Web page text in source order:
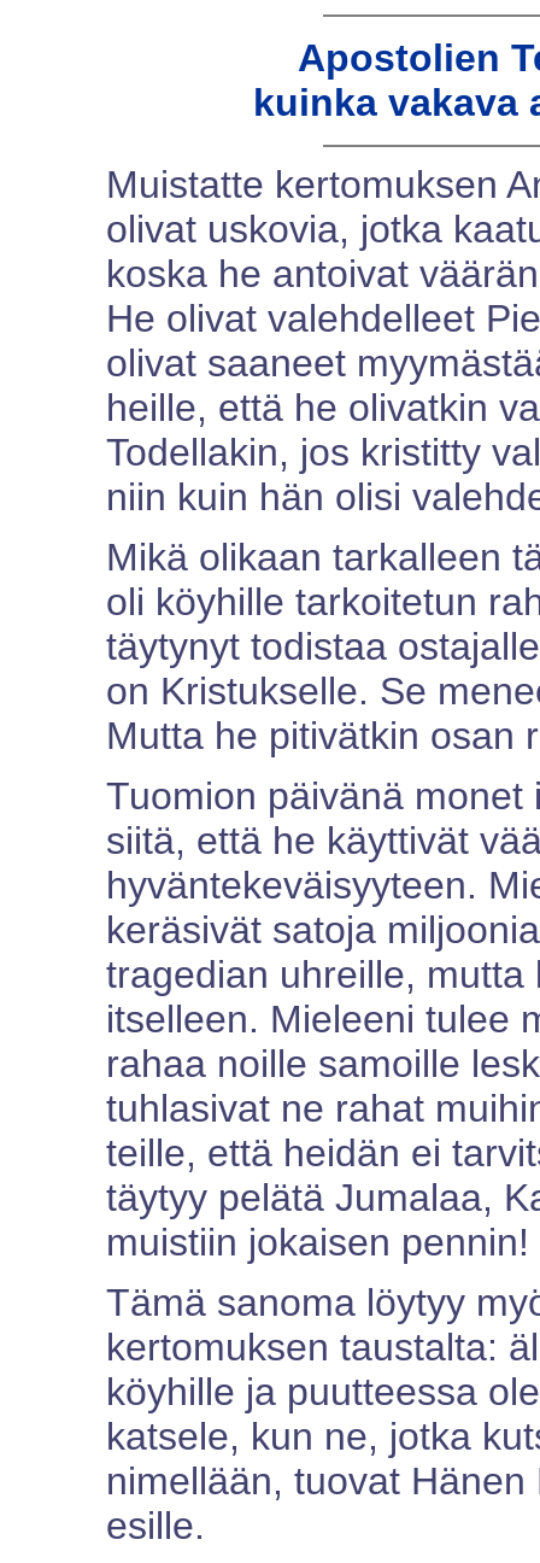
Apostolien
kuinka vakava
Muistatte kertomuksen
olivat uskovia, jotka
koska he antoivat
He olivat valehdelleet
olivat saaneet
heille, että he olivatkin
Todellakin, jos kristitty
niin kuin hän olisi
Mikä olikaan tarkalleen
oli köyhille tarkoitetun
täytynyt todistaa
on Kristukselle. Se
Mutta he pitivätkin osan
Tuomion päivänä
siitä, että he käyttivät
hyväntekeväisyyteen.
keräsivät satoja
tragedian uhreille,
itselleen. Mieleeni tulee
rahaa noille samoille
tuhlasivat ne rahat
teille, että heidän ei
täytyy pelätä Jumalaa,
muistiin jokaisen pennin!
Tämä sanoma löytyy
kertomuksen taustalta:
köyhille ja puutteessa
katsele, kun ne, jotka
nimellään, tuovat
esille.